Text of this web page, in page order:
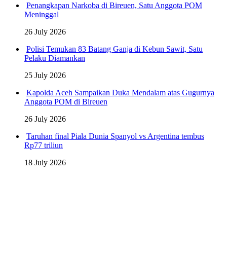
Penangkapan Narkoba di Bireuen, Satu Anggota POM
Meninggal
26 July 2026
Polisi Temukan 83 Batang Ganja di Kebun Sawit, Satu
Pelaku Diamankan
25 July 2026
Kapolda Aceh Sampaikan Duka Mendalam atas Gugurnya
Anggota POM di Bireuen
26 July 2026
Taruhan final Piala Dunia Spanyol vs Argentina tembus
Rp77 triliun
18 July 2026